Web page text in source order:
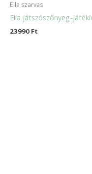
Ella szarvas
Ella játszószőnyeg-
23990 Ft